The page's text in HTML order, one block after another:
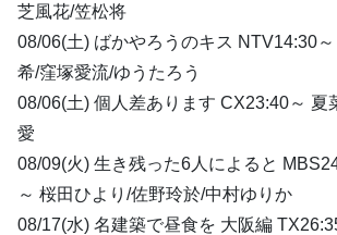
芝風花/笠松将
08/06(土) ばかやろうのキス NTV14:30
希/窪塚愛流/ゆうたろう
08/06(土) 個人差あります CX23:40～ 夏
愛
08/09(火) 生き残った6人によると
～ 桜田ひより/佐野玲於/中村ゆりか
08/17(水) 名建築で昼食を 大阪編